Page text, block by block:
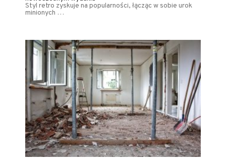
Styl retro zyskuje na popularności, łącząc w sobie urok
minionych …